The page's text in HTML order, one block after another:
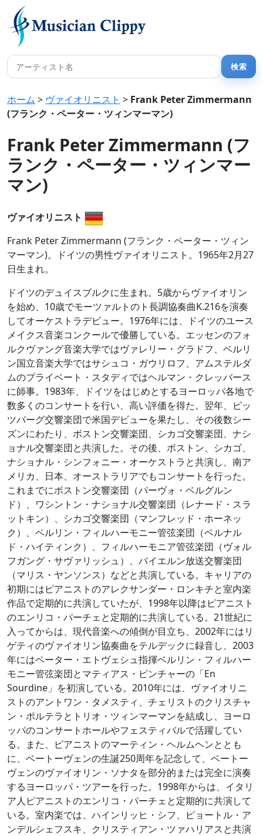
ホーム > ヴァイオリニスト > Frank Peter Zimmermann
(フランク・ペーター・ツィンマーマン)
Frank Peter Zimmermann (フ
ランク・ペーター・ツィンマー
マン)
ヴァイオリニスト
Frank Peter Zimmermann (フランク・ペーター・ツィン
マーマン)。ドイツの男性ヴァイオリニスト。1965年2月27
日生まれ。
ドイツのデュイスブルクに生まれ。5歳からヴァイオリン
を始め、10歳でモーツァルトのト長調協奏曲K.216を演奏
してオーケストラデビュー。1976年には、ドイツのユース
メイクス音楽コンクールで優勝している。エッセンのフォ
ルクヴァング音楽大学ではヴァレリー・グラドフ、ベルリ
ン国立音楽大学ではサシュコ・ガウリロフ、アムステルダ
ムのプライベート・スタディではヘルマン・クレッバース
に師事。1983年、ドイツをはじめとするヨーロッパ各地で
数多くのコンサートを行い、高い評価を得た。翌年、ピッ
ツバーグ交響楽団で米国デビューを果たし、その後数シー
ズンにわたり、ボストン交響楽団、シカゴ交響楽団、ナシ
ョナル交響楽団と共演した。その後、ボストン、シカゴ、
ナショナル・シンフォニー・オーケストラと共演し、南ア
メリカ、日本、オーストラリアでもコンサートを行った。
これまでにボストン交響楽団（パーヴォ・ベルグルン
ド）、ワシントン・ナショナル交響楽団（レナード・スラ
ットキン）、シカゴ交響楽団（マンフレッド・ホーネッ
ク）、ベルリン・フィルハーモニー管弦楽団（ベルナル
ド・ハイティンク）、フィルハーモニア管弦楽団（ヴォル
フガング・サヴァリッシュ）、バイエルン放送交響楽団
（マリス・ヤンソンス）などと共演している。キャリアの
初期にはピアニストのアレクサンダー・ロンキチと室内楽
作品で定期的に共演していたが、1998年以降はピアニスト
のエンリコ・パーチェと定期的に共演している。21世紀に
入ってからは、現代音楽への傾倒が目立ち、2002年にはリ
ゲティのヴァイオリン協奏曲をテルデックに録音し、2003
年にはペーター・エトヴェシュ指揮ベルリン・フィルハー
モニー管弦楽団とマティアス・ピンチャーの「En
Sourdine」を初演している。2010年には、ヴァイオリニ
ストのアントワン・タメスティ、チェリストのクリスチャ
ン・ポルテラとトリオ・ツィンマーマンを結成し、ヨーロ
ッパのコンサートホールやフェスティバルで活躍してい
る。また、ピアニストのマーティン・ヘルムヘンととも
に、ベートーヴェンの生誕250周年を記念して、ベートー
ヴェンのヴァイオリン・ソナタを部分的または完全に演奏
するヨーロッパ・ツアーを行った。1998年からは、イタリ
ア人ピアニストのエンリコ・パーチェと定期的に共演して
いる。室内楽では、ハインリッヒ・シフ、ピョートル・ア
ンデルシェフスキ、クリスティアン・ツァハリアスと共演